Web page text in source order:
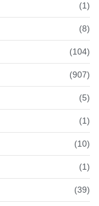
(1)
(8)
(104)
(907)
(5)
(1)
(10)
(1)
(39)